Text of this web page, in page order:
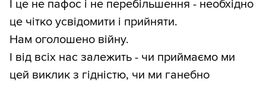
І це не пафос і не перебільшення - необхідно
це чітко усвідомити і прийняти.
Нам оголошено війну.
І від всіх нас залежить - чи приймаємо ми
цей виклик з гідністю, чи ми ганебно